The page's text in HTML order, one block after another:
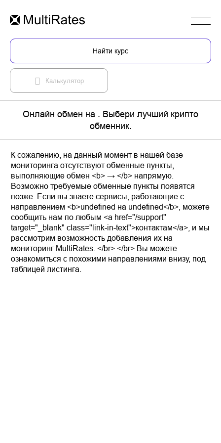
Найти курс
Калькулятор
Онлайн обмен на . Выбери лучший крипто
обменник.
К сожалению, на данный момент в нашей базе
мониторинга отсутствуют обменные пункты,
выполняющие обмен <b> → </b> напрямую.
Возможно требуемые обменные пункты появятся
позже. Если вы знаете сервисы, работающие с
направлением <b>undefined на undefined</b>, можете
сообщить нам по любым <a href="/support"
target="_blank" class="link-in-text">контактам</a>, и мы
рассмотрим возможность добавления их на
мониторинг MultiRates. </br> </br> Вы можете
ознакомиться с похожими направлениями внизу, под
таблицей листинга.